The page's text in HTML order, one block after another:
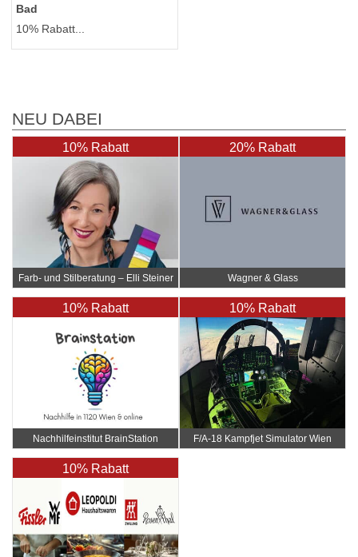
Bad
10% Rabatt...
NEU DABEI
10% Rabatt
Farb- und Stilberatung – Elli Steiner
20% Rabatt
Wagner & Glass
10% Rabatt
Nachhilfeinstitut BrainStation
10% Rabatt
F/A-18 Kampfjet Simulator Wien
10% Rabatt